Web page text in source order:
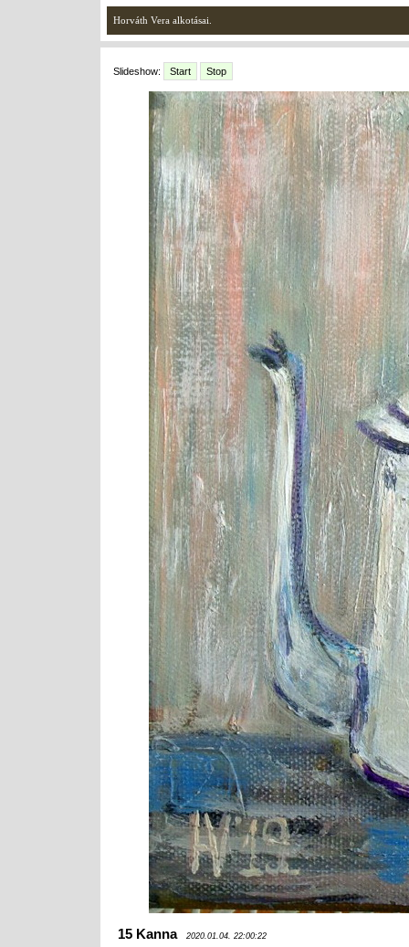
Horváth Vera alkotásai.
Slideshow: Start Stop
15 Kanna 2020.01.04. 22:00:22